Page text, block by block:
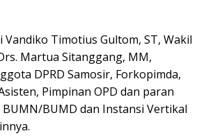
Timotius Gultom, ST, Wakil
Martua Sitanggang, MM,
DPRD Samosir, Forkopimda,
Pimpinan OPD dan paran
BUMD dan Instansi Vertikal